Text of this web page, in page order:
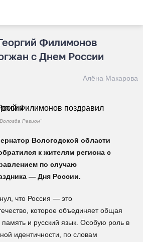
Филимонов
с Днем России
Алёна Макарова
Регион"
Вологодской области
к жителям региона с
по случаю
— Дня России.
что Россия — это
которое объединяет общая
память и русский язык. Особую роль в
идентичности, по словам